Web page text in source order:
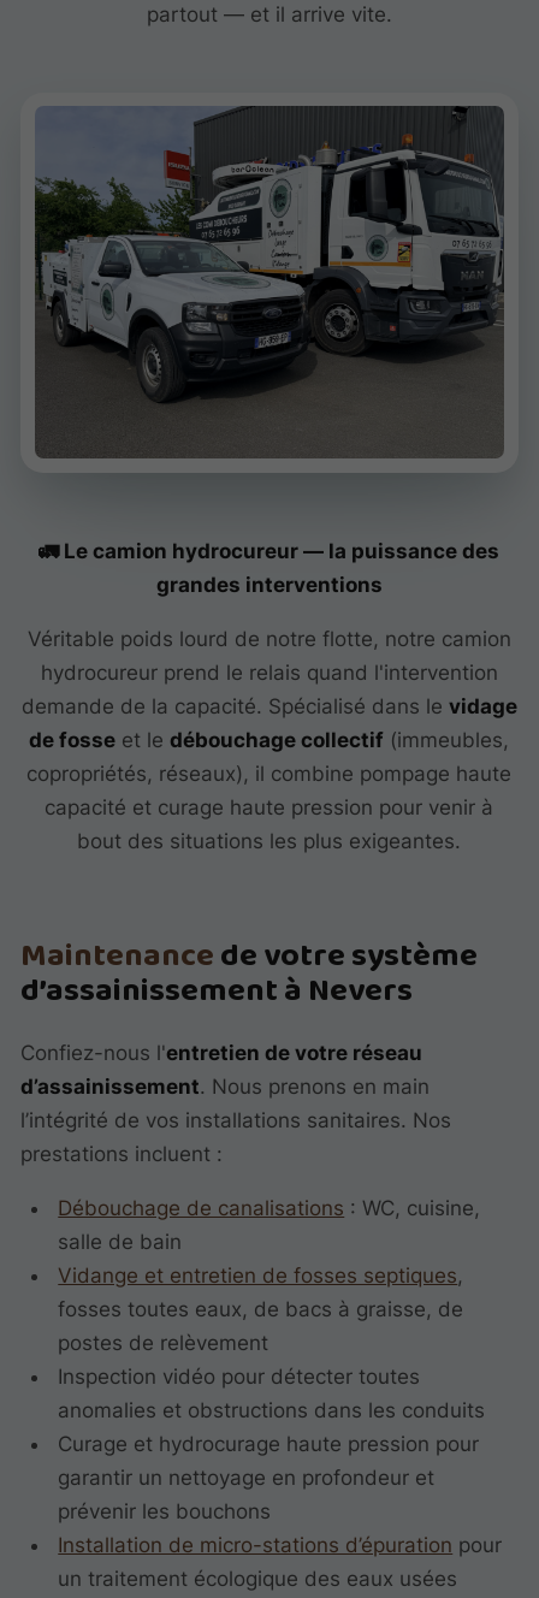
partout — et il arrive vite.
🚛 Le camion hydrocureur — la puissance des
grandes interventions
Véritable poids lourd de notre flotte, notre camion
hydrocureur prend le relais quand l'intervention
demande de la capacité. Spécialisé dans le vidage
de fosse et ledébouchage collectif (immeubles,
copropriétés, réseaux), il combine pompage haute
capacité et curage haute pression pour venir à
bout des situations les plus exigeantes.
Maintenancede votre système
d’assainissement à Nevers
Confiez-nous l'entretien de votre réseau
d’assainissement. Nous prenons en main
l’intégrité de vos installations sanitaires. Nos
prestations incluent :
Débouchage de canalisations : WC, cuisine,
salle de bain
Vidange et entretien de fosses septiques,
fosses toutes eaux, de bacs à graisse, de
postes de relèvement
Inspection vidéo pour détecter toutes
anomalies et obstructions dans les conduits
Curage et hydrocurage haute pression pour
garantir un nettoyage en profondeur et
prévenir les bouchons
Installation de micro-stations d’épuration pour
un traitement écologique des eaux usées